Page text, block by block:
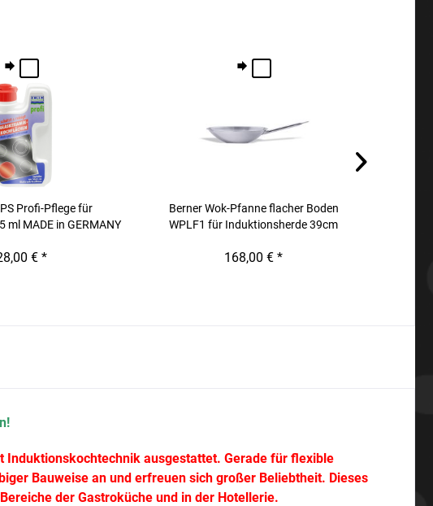
Profi-Pflege für
ml MADE in GERMANY
€ *
Berner Wok-Pfanne flacher Boden
WPLF1 für Induktionsherde 39cm
168,00 € *
ausgestattet. Gerade für flexible
Bauweise an und erfreuen sich großer Beliebtheit. Dieses
der Gastroküche und in der Hotellerie.